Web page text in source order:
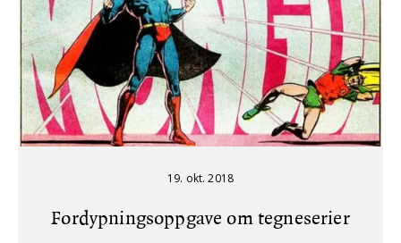
19. okt. 2018
Fordypningsoppgave om tegneserier